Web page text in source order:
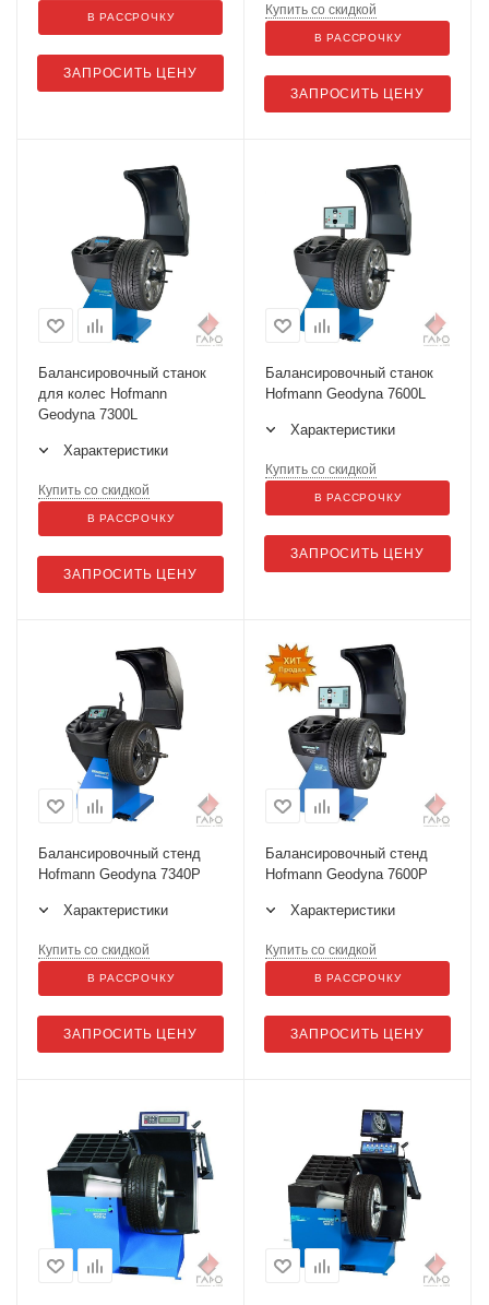
ЗАПРОСИТЬ ЦЕНУ
В РАССРОЧКУ
ЗАПРОСИТЬ ЦЕНУ
Купить со скидкой
В РАССРОЧКУ
Балансировочный станок
для колес Hofmann
Geodyna 7300L
Характеристики
ЗАПРОСИТЬ ЦЕНУ
Купить со скидкой
В РАССРОЧКУ
Балансировочный станок
Hofmann Geodyna 7600L
Характеристики
ЗАПРОСИТЬ ЦЕНУ
Купить со скидкой
В РАССРОЧКУ
Балансировочный стенд
Hofmann Geodyna 7340P
Характеристики
ЗАПРОСИТЬ ЦЕНУ
Купить со скидкой
В РАССРОЧКУ
Балансировочный стенд
Hofmann Geodyna 7600P
Характеристики
ЗАПРОСИТЬ ЦЕНУ
Купить со скидкой
В РАССРОЧКУ